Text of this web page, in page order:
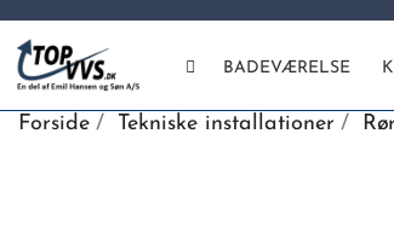
BADEVÆRELSE
Forside Tekniske installationer